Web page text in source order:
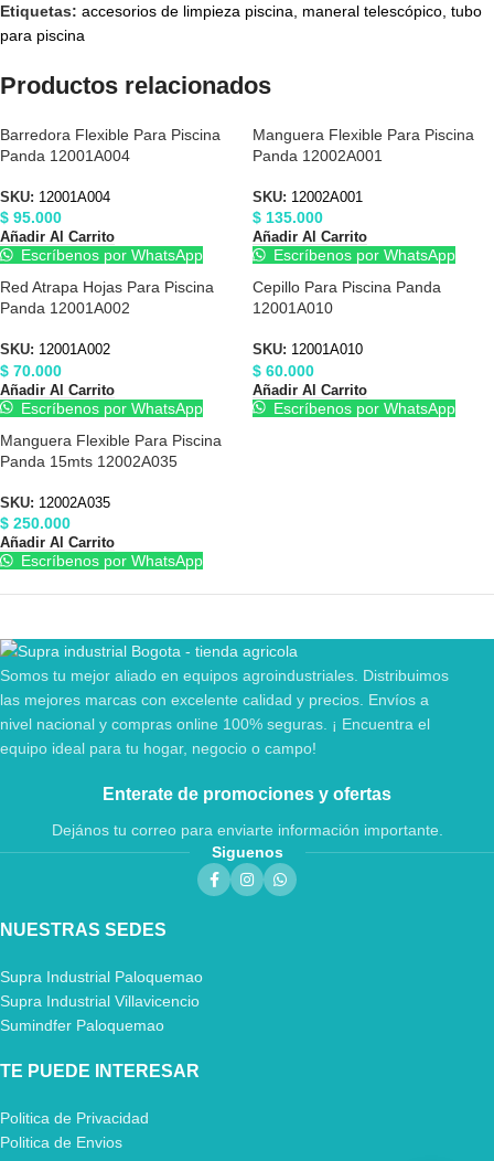
Etiquetas: accesorios de limpieza piscina maneral telescópico tubo
para piscina
Productos relacionados
Barredora Flexible Para Piscina
Panda 12001A004
SKU: 12001A004
$ 95.000
Añadir Al Carrito
Escríbenos por WhatsApp
Manguera Flexible Para Piscina
Panda 12002A001
SKU: 12002A001
$ 135.000
Añadir Al Carrito
Escríbenos por WhatsApp
Red Atrapa Hojas Para Piscina
Panda 12001A002
SKU: 12001A002
$ 70.000
Añadir Al Carrito
Escríbenos por WhatsApp
Cepillo Para Piscina Panda
12001A010
SKU: 12001A010
$ 60.000
Añadir Al Carrito
Escríbenos por WhatsApp
Manguera Flexible Para Piscina
Panda 15mts 12002A035
SKU: 12002A035
$ 250.000
Añadir Al Carrito
Escríbenos por WhatsApp
Somos tu mejor aliado en equipos agroindustriales. Distribuimos
las mejores marcas con excelente calidad y precios. Envíos a
nivel nacional y compras online 100% seguras. ¡ Encuentra el
equipo ideal para tu hogar, negocio o campo!
Enterate de promociones y ofertas
Dejános tu correo para enviarte información importante.
Siguenos
NUESTRAS SEDES
Supra Industrial Paloquemao
Supra Industrial Villavicencio
Sumindfer Paloquemao
TE PUEDE INTERESAR
Politica de Privacidad
Politica de Envios